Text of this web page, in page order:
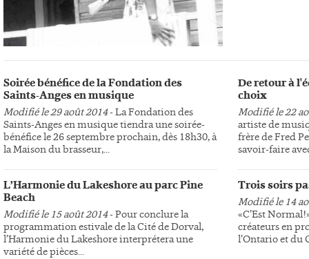
Soirée bénéfice de la Fondation des
Saints-Anges en musique
Modifié le 29 août 2014- La Fondation des
Saints-Anges en musique tiendra une soirée-
bénéfice le 26 septembre prochain, dès 18h30, à
la Maison du brasseur,...
L’Harmonie du Lakeshore au parc Pine
Beach
Modifié le 15 août 2014- Pour conclure la
programmation estivale de la Cité de Dorval,
l’Harmonie du Lakeshore interprétera une
variété de pièces...
De retour à
choix
Modifié le 22
artiste de
frère de Fred
savoir-faire
Trois soirs
Modifié le 14
«C’Est
créateurs en
l’Ontario et du